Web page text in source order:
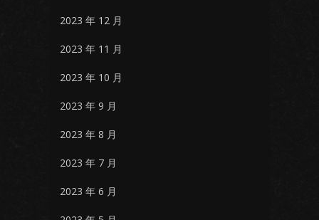
2023 年 12 月
2023 年 11 月
2023 年 10 月
2023 年 9 月
2023 年 8 月
2023 年 7 月
2023 年 6 月